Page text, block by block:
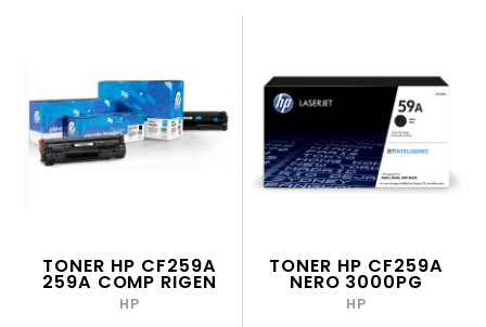
TONER HP CF259A
259A COMP RIGEN
HP
TONER HP CF259A
NERO 3000PG
HP